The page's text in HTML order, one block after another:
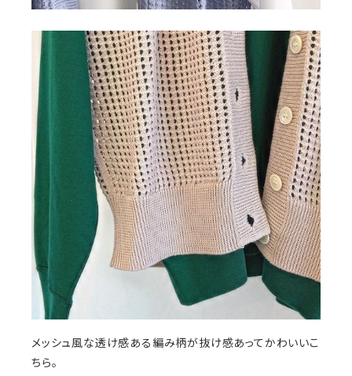
メッシュ風な透け感ある編み柄が抜け感あってかわいいこ
ちら。